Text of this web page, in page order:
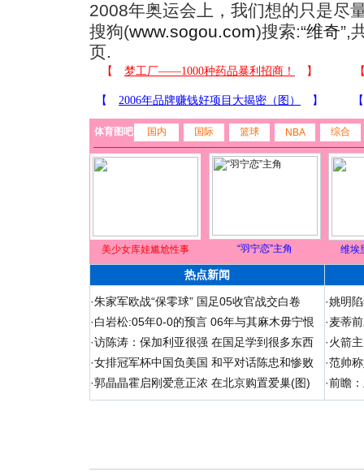
2008年奥运会上，我们想的只是尽
搜狗(www.sogou.com)搜索:“维奇”,
页.
体育图吧 国内 国际 篮球 NBA 综合
美少女库娃尴尬性事 “羽宁恋”主角 维埃
热点新闻
·朱家军欧战“保零球” 国足05收官战交白卷
·白岩松:05年0-0的预言 06年与其麻木毋宁恨
·访陈涛：保加利亚很强 在国足学到很多东西
·女排冠军杯中国负美国 和平对话陈忠和惨败
·郭晶晶霍启刚爱意正浓 在北京购置爱巢(图)
·姚明
·麦蒂
·火箭
·范帅
·前瞻